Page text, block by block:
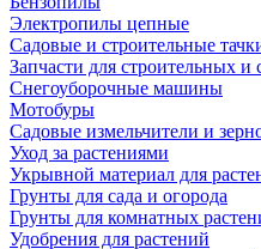
Электропилы цепные
Садовые и строительные
Запчасти для строительных и
Снегоуборочные машины
Мотобуры
Садовые измельчители и
Уход за растениями
Укрывной материал для
Грунты для сада и огорода
Грунты для комнатных
Удобрения для растений